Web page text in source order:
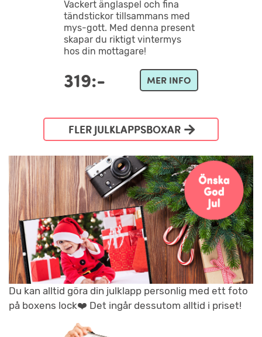
Vackert änglaspel och fina
tändstickor tillsammans med
mys-gott. Med denna present
skapar du riktigt vintermys
hos din mottagare!
319:- MER INFO
FLER JULKLAPPSBOXAR
Du kan alltid göra din julklapp personlig med ett foto
på boxens lock❤️ Det ingår dessutom alltid i priset!